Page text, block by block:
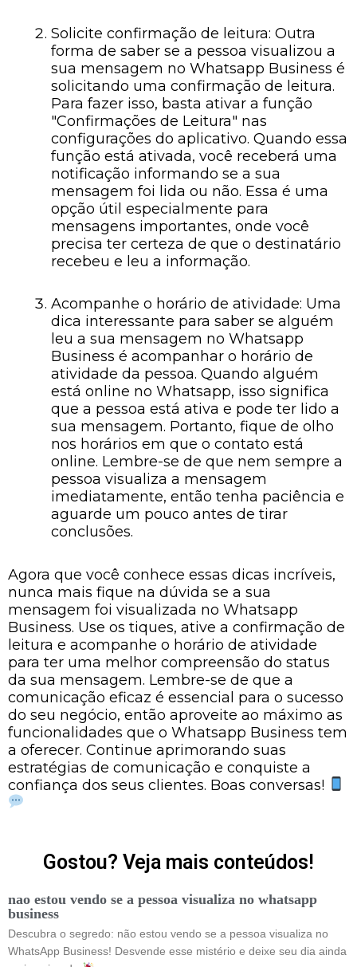
Solicite confirmação de leitura: Outra
forma de saber se a pessoa visualizou a
sua mensagem no Whatsapp Business é
solicitando uma confirmação de leitura.
Para fazer isso, basta ativar a função
"Confirmações de Leitura" nas
configurações do aplicativo. Quando essa
função está ativada, você receberá uma
notificação informando se a sua
mensagem foi lida ou não. Essa é uma
opção útil especialmente para
mensagens importantes, onde você
precisa ter certeza de que o destinatário
recebeu e leu a informação.
Acompanhe o horário de atividade: Uma
dica interessante para saber se alguém
leu a sua mensagem no Whatsapp
Business é acompanhar o horário de
atividade da pessoa. Quando alguém
está online no Whatsapp, isso significa
que a pessoa está ativa e pode ter lido a
sua mensagem. Portanto, fique de olho
nos horários em que o contato está
online. Lembre-se de que nem sempre a
pessoa visualiza a mensagem
imediatamente, então tenha paciência e
aguarde um pouco antes de tirar
conclusões.
Agora que você conhece essas dicas incríveis,
nunca mais fique na dúvida se a sua
mensagem foi visualizada no Whatsapp
Business. Use os tiques, ative a confirmação de
leitura e acompanhe o horário de atividade
para ter uma melhor compreensão do status
da sua mensagem. Lembre-se de que a
comunicação eficaz é essencial para o sucesso
do seu negócio, então aproveite ao máximo as
funcionalidades que o Whatsapp Business tem
a oferecer. Continue aprimorando suas
estratégias de comunicação e conquiste a
confiança dos seus clientes. Boas conversas!
Gostou? Veja mais conteúdos!
nao estou vendo se a pessoa visualiza no whatsapp
business
Descubra o segredo: não estou vendo se a pessoa visualiza no
WhatsApp Business! Desvende esse mistério e deixe seu dia ainda